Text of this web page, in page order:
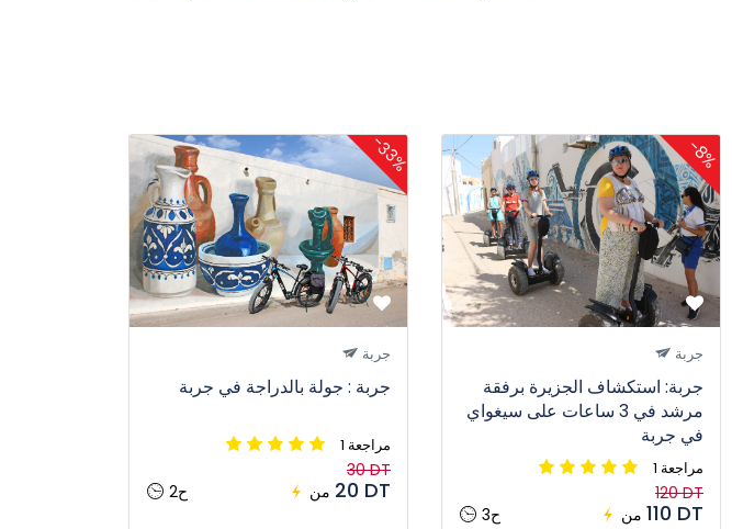
-33%
جربة
جربة : جولة بالدراجة في جربة
1 مراجعة
2ح من
30 DT
20 DT
-8%
جربة
جربة: استكشاف الجزيرة برفقة
مرشد في 3 ساعات على سيغواي
في جربة
1 مراجعة
3ح من
120 DT
110 DT